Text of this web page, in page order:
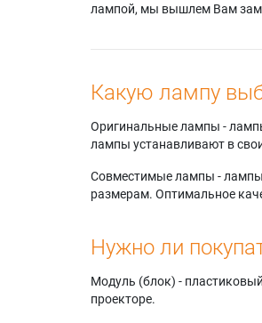
лампой, мы вышлем Вам
Какую лампу
Оригинальные лампы -
лампы устанавливают в
Совместимые лампы - лампы
размерам. Оптимальное
Нужно ли
Модуль (блок) -
проекторе.